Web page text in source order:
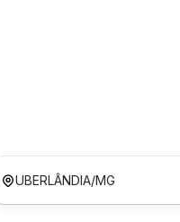
UBERLÂNDIA/MG